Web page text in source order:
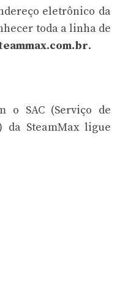
eletrônico da
toda a linha de
.
o SAC (Serviço de
da SteamMax ligue